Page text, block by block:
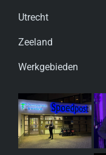
Utrecht
Zeeland
Werkgebieden